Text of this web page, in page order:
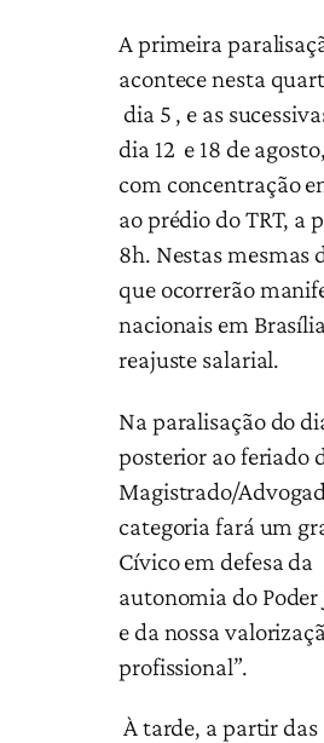
A primeira
acontece nesta
dia 5 , e as
dia 12 e 18 de
com concentração
ao prédio do TRT, a
8h. Nestas mesmas
que ocorrerão
nacionais em
reajuste salarial.
Na paralisação do
posterior ao feriado
Magistrado/
categoria fará um
Cívico em defesa da
autonomia do
e da nossa
profissional”.
À tarde, a partir das